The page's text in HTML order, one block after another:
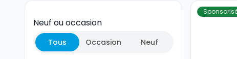
Neuf ou occasion
Tous Occasion Neuf